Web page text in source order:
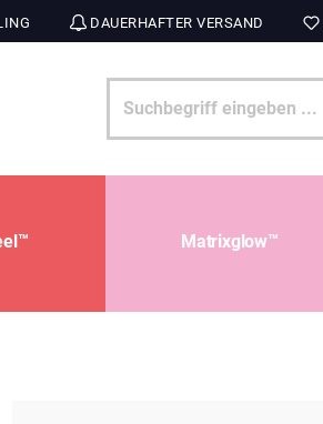
DAUERHAFTER VERSAND
Matrixglow™